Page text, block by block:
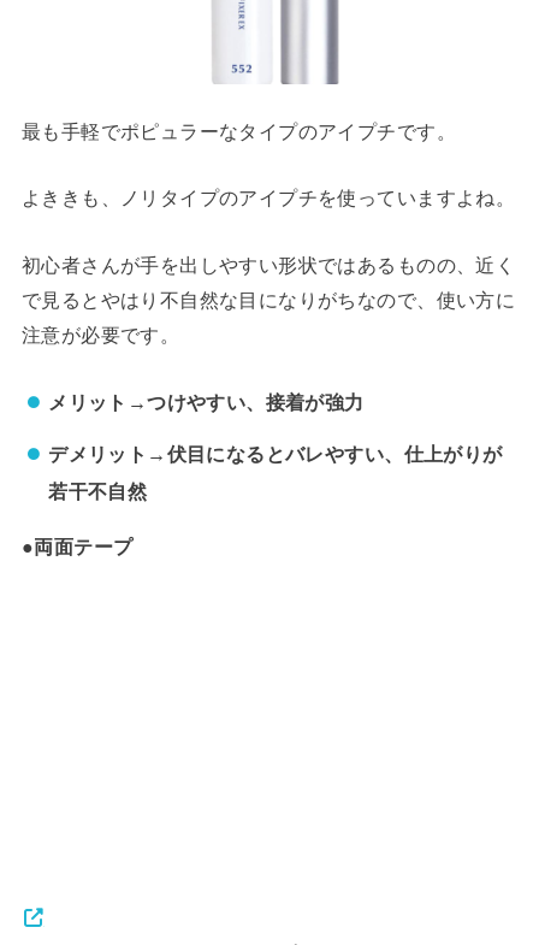
最も手軽でポピュラーなタイプのアイプチです。
よききも、ノリタイプのアイプチを使っていますよね。
初心者さんが手を出しやすい形状ではあるものの、近く
で見るとやはり不自然な目になりがちなので、使い方に
注意が必要です。
メリット→つけやすい、接着が強力
デメリット→伏目になるとバレやすい、仕上がりが
若干不自然
●両面テープ